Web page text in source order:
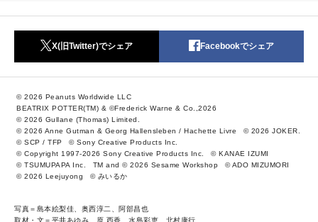
X(旧Twitter)でシェア Facebookでシェア
© 2026 Peanuts Worldwide LLC
BEATRIX POTTER(TM) & ©Frederick Warne & Co.,2026
© 2026 Gullane (Thomas) Limited.
© 2026 Anne Gutman & Georg Hallensleben / Hachette Livre
© 2026 JOKER.
© SCP / TFP
© Sony Creative Products Inc.
© Copyright 1997-2026 Sony Creative Products Inc.
© KANAE IZUMI
© TSUMUPAPA Inc.
TM and © 2026 Sesame Workshop
© ADO MIZUMORI
© 2026 Leejuyong
© みいるか
写真＝島本絵梨佳、奥西淳二、阿部昌也
取材・文＝平井あゆみ、原 西香、水島彩恵、北村康行